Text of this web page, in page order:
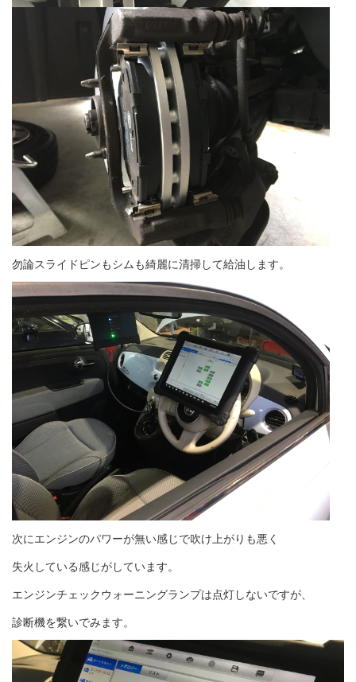
勿論スライドピンもシムも綺麗に清掃して給油します。
次にエンジンのパワーが無い感じで吹け上がりも悪く
失火している感じがしています。
エンジンチェックウォーニングランプは点灯しないですが、
診断機を繋いでみます。